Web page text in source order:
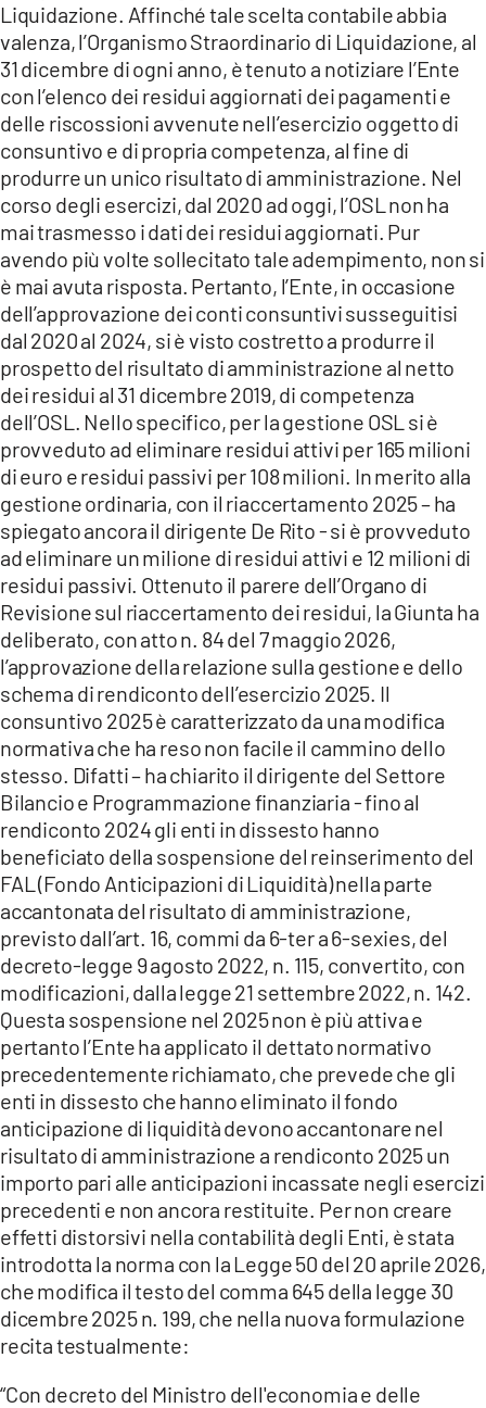
Liquidazione. Affinché tale scelta contabile abbia
valenza, l’Organismo Straordinario di Liquidazione, al
31 dicembre di ogni anno, è tenuto a notiziare l’Ente
con l’elenco dei residui aggiornati dei pagamenti e
delle riscossioni avvenute nell’esercizio oggetto di
consuntivo e di propria competenza, al fine di
produrre un unico risultato di amministrazione. Nel
corso degli esercizi, dal 2020 ad oggi, l’OSL non ha
mai trasmesso i dati dei residui aggiornati. Pur
avendo più volte sollecitato tale adempimento, non si
è mai avuta risposta. Pertanto, l’Ente, in occasione
dell’approvazione dei conti consuntivi susseguitisi
dal 2020 al 2024, si è visto costretto a produrre il
prospetto del risultato di amministrazione al netto
dei residui al 31 dicembre 2019, di competenza
dell’OSL. Nello specifico, per la gestione OSL si è
provveduto ad eliminare residui attivi per 165 milioni
di euro e residui passivi per 108 milioni. In merito alla
gestione ordinaria, con il riaccertamento 2025 – ha
spiegato ancora il dirigente De Rito - si è provveduto
ad eliminare un milione di residui attivi e 12 milioni di
residui passivi. Ottenuto il parere dell’Organo di
Revisione sul riaccertamento dei residui, la Giunta ha
deliberato, con atto n. 84 del 7 maggio 2026,
l’approvazione della relazione sulla gestione e dello
schema di rendiconto dell’esercizio 2025. Il
consuntivo 2025 è caratterizzato da una modifica
normativa che ha reso non facile il cammino dello
stesso. Difatti – ha chiarito il dirigente del Settore
Bilancio e Programmazione finanziaria - fino al
rendiconto 2024 gli enti in dissesto hanno
beneficiato della sospensione del reinserimento del
FAL (Fondo Anticipazioni di Liquidità) nella parte
accantonata del risultato di amministrazione,
previsto dall’art. 16, commi da 6-ter a 6-sexies, del
decreto-legge 9 agosto 2022, n. 115, convertito, con
modificazioni, dalla legge 21 settembre 2022, n. 142.
Questa sospensione nel 2025 non è più attiva e
pertanto l’Ente ha applicato il dettato normativo
precedentemente richiamato, che prevede che gli
enti in dissesto che hanno eliminato il fondo
anticipazione di liquidità devono accantonare nel
risultato di amministrazione a rendiconto 2025 un
importo pari alle anticipazioni incassate negli esercizi
precedenti e non ancora restituite. Per non creare
effetti distorsivi nella contabilità degli Enti, è stata
introdotta la norma con la Legge 50 del 20 aprile 2026,
che modifica il testo del comma 645 della legge 30
dicembre 2025 n. 199, che nella nuova formulazione
recita testualmente:
“Con decreto del Ministro dell'economia e delle